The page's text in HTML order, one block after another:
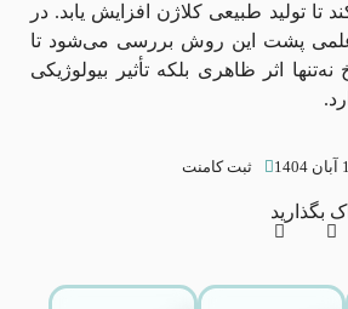
تولید طبیعی کلاژن افزایش یابد. در
علمی پشت این روش بررسی می‌شود تا
نه‌تنها اثر ظاهری بلکه تأثیر بیولوژیکی
ثبت کامنت
بگذارید